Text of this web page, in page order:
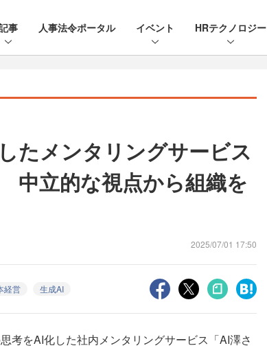
事 人事法令ポータル イベント HRテクノロジー
たメンタリングサービス
立的な視点から組織を
2025/07/01 17:50
経営 生成AI
をAI化した社内メンタリングサービス「AI澤さ